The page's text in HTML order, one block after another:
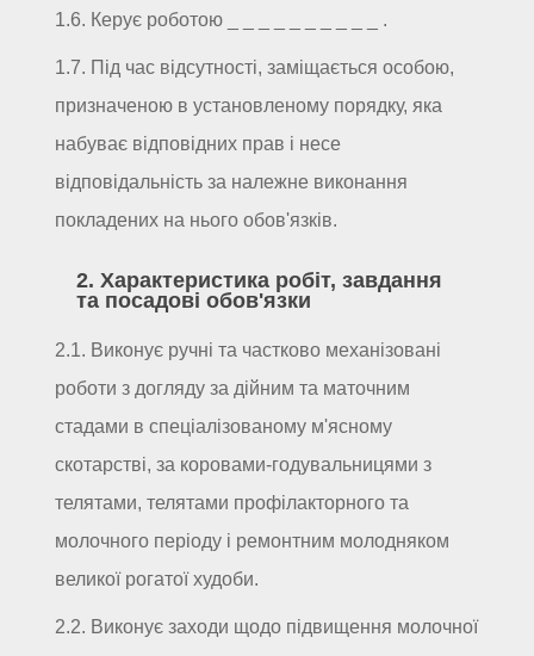
1.6. Керує роботою _ _ _ _ _ _ _ _ _ _ .
1.7. Під час відсутності, заміщається особою,
призначеною в установленому порядку, яка
набуває відповідних прав і несе
відповідальність за належне виконання
покладених на нього обов'язків.
2. Характеристика робіт, завдання
та посадові обов'язки
2.1. Виконує ручні та частково механізовані
роботи з догляду за дійним та маточним
стадами в спеціалізованому м'ясному
скотарстві, за коровами-годувальницями з
телятами, телятами профілакторного та
молочного періоду і ремонтним молодняком
великої рогатої худоби.
2.2. Виконує заходи щодо підвищення молочної